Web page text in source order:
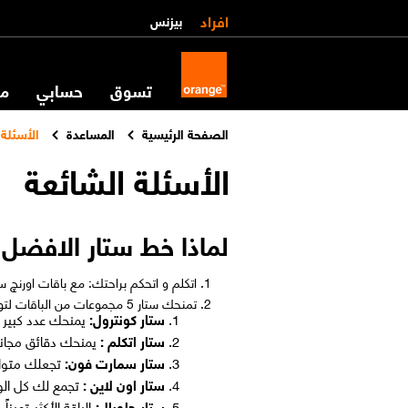
افراد بيزنس
تسوق حسابي
الصفحة الرئيسية المساعدة
الأسئلة الشائعة
لماذا خط ستار
اتكلم و اتحكم براحتك: مع باقات
تمنحك ستار 5 مجموعات من الباقات لتوفر كل احتياجات عملاءنا:
ستار كونترول: يمنحك عدد
ستار اتكلم : يمنحك دقائق
ستار سمارت فون:تجعلك
ستار اون لاين :تجمع لك كل